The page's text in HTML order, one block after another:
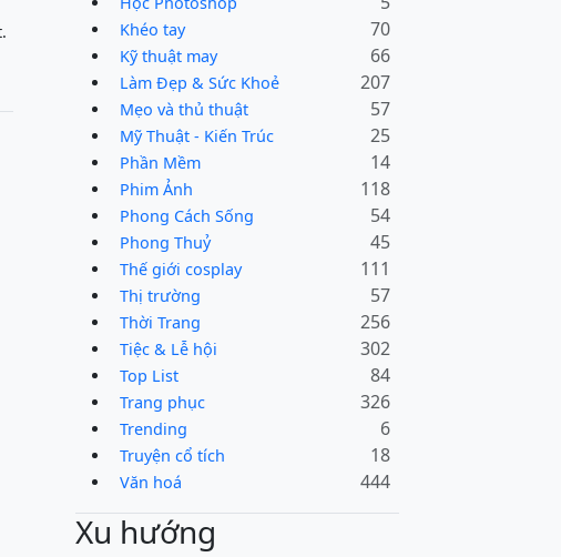
Khéo tay 70
Kỹ thuật may 66
Làm Đẹp & Sức Khoẻ 207
Mẹo và thủ thuật 57
Mỹ Thuật - Kiến Trúc 25
Phần Mềm 14
Phim Ảnh 118
Phong Cách Sống 54
Phong Thuỷ 45
Thế giới cosplay 111
Thị trường 57
Thời Trang 256
Tiệc & Lễ hội 302
Top List 84
Trang phục 326
Trending 6
Truyện cổ tích 18
Văn hoá 444
Xu hướng